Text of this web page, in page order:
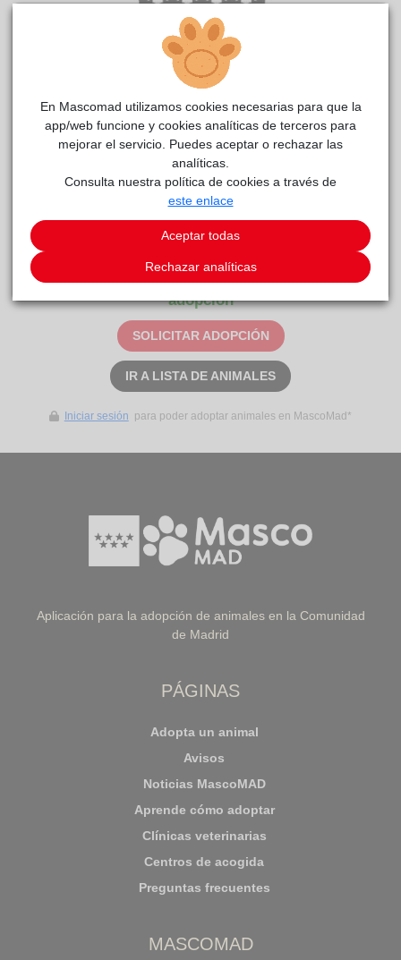
Sirareside actualmente en el centro de acogidaCentro
de Protección Animal.
Este animal aún no ha recibido solicitudes de
adopción
SOLICITAR ADOPCIÓN
IR A LISTA DE ANIMALES
Iniciar sesión para poder adoptar animales en MascoMad*
Aplicación para la adopción de animales en la Comunidad
de Madrid
PÁGINAS
Adopta un animal
Avisos
Noticias MascoMAD
Aprende cómo adoptar
Clínicas veterinarias
Centros de acogida
Preguntas frecuentes
MASCOMAD
En Mascomad utilizamos cookies necesarias para que la
app/web funcione y cookies analíticas de terceros para
mejorar el servicio. Puedes aceptar o rechazar las
analíticas.
Consulta nuestra política de cookies a través de
este enlace
Aceptar todas
Rechazar analíticas